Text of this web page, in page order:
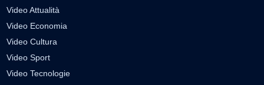
Video Attualità
Video Economia
Video Cultura
Video Sport
Video Tecnologie